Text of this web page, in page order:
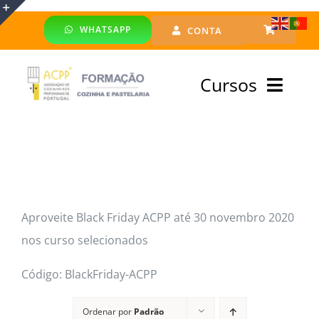
Skip
WHATSAPP CONTA
Cursos
Especialização
Aproveite Black Friday ACPP até 30 novembro 2020
nos curso selecionados
Código: BlackFriday-ACPP
Ordenar por Padrão